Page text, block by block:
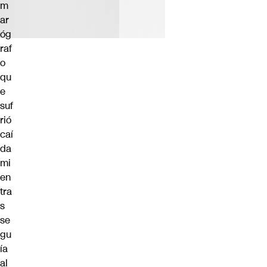
m
ar
óg
raf
o
qu
e
suf
rió
caí
da
mi
en
tra
s
se
gu
ía
al